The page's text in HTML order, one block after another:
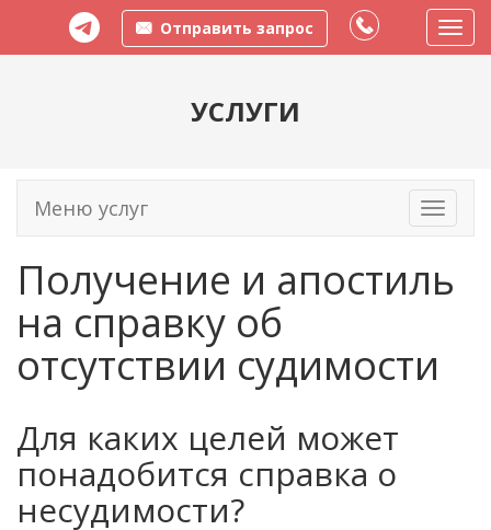
Отправить запрос
меню
УСЛУГИ
Toggle
Меню услуг
Получение и апостиль
на справку об
отсутствии судимости
Для каких целей может
понадобится справка о
несудимости?